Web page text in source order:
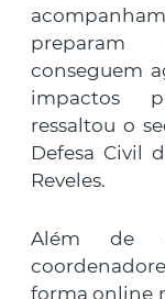
preparam
conseguem
impactos
ressaltou o
Defesa Civil
Reveles.
Além de
forma online